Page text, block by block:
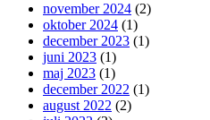
november 2024 (2)
oktober 2024 (1)
december 2023 (1)
juni 2023 (1)
maj 2023 (1)
december 2022 (1)
august 2022 (2)